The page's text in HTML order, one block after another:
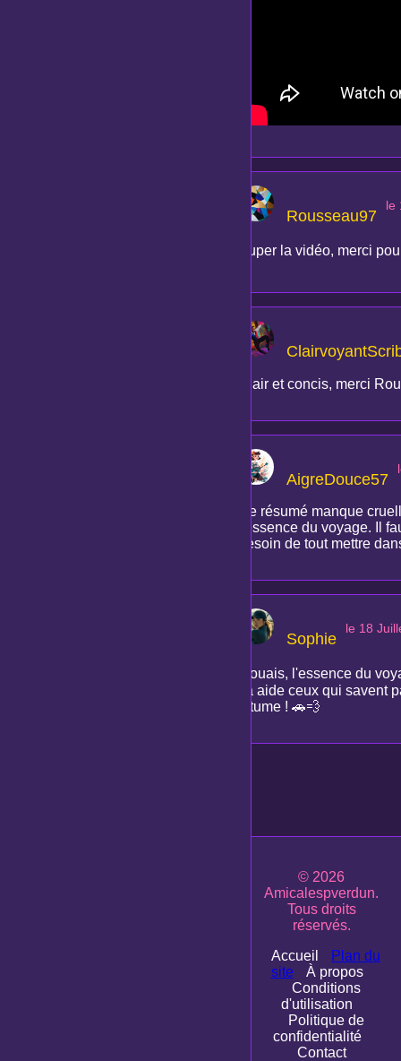
Rousseau97
le
Super la vidéo, merci
Clair et concis, merci
AigreDouce57
Ce résumé manque
l'essence du voyage. Il
besoin de tout mettre
Sophie
le 18
Mouais, l'essence du
ça aide ceux qui savent
bitume ! 🚗💨
© 2026
Amicalespverdun.
Tous droits
réservés.
Accueil
Plan du
site
À propos
Conditions
d'utilisation
Politique de
confidentialité
Contact